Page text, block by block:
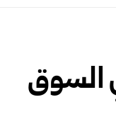
في السوق